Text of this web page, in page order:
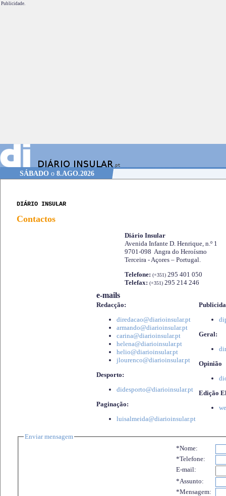
Publicidade.
SÁBADOo 8.AGO.2026
DIÁRIO INSULAR
Contactos
Diário Insular
Avenida Infante D. Henrique, n.º 1
9701-098 Angra do Heroísmo
Terceira - Açores – Portugal.
Telefone: (+351) 295 401 050
Telefax: (+351) 295 214 246
e-mails
Redacção:
diredacao@diarioinsular.pt
armando@diarioinsular.pt
carina@diarioinsular.pt
helena@diarioinsular.pt
helio@diarioinsular.pt
jlourenco@diarioinsular.pt
Desporto:
didesporto@diarioinsular.pt
Paginação:
luisalmeida@diarioinsular.pt
Geral:
Opinião
Edição
Enviar mensagem
*Nome:
*Telefone:
E-mail:
*Assunto:
*Mensagem: